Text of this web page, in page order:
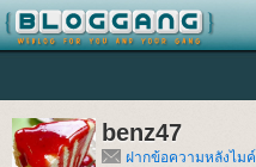
benz47
ฝากข้อความหลังไมค์